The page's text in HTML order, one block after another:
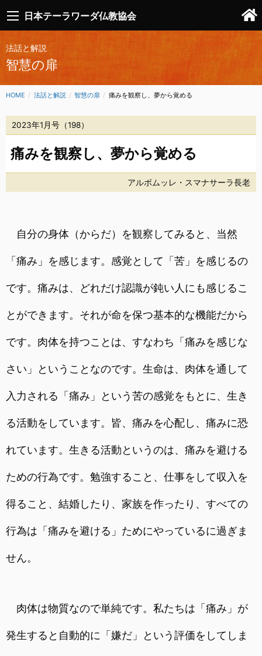
日本テーラワーダ仏教協会
法話と解説
智慧の扉
HOME 法話と解説 智慧の扉 CURRENT:
痛みを観察し、夢から覚める
2023年1月号（198）
痛みを観察し、夢から覚める
アルボムッレ・スマナサーラ長老
自分の身体（からだ）を観察してみると、当然
「痛み」を感じます。感覚として「苦」を感じるの
です。痛みは、どれだけ認識が鈍い人にも感じるこ
とができます。それが命を保つ基本的な機能だから
です。肉体を持つことは、すなわち「痛みを感じな
さい」ということなのです。生命は、肉体を通して
入力される「痛み」という苦の感覚をもとに、生き
る活動をしています。皆、痛みを心配し、痛みに恐
れています。生きる活動というのは、痛みを避ける
ための行為です。勉強すること、仕事をして収入を
得ること、結婚したり、家族を作ったり、すべての
行為は「痛みを避ける」ためにやっているに過ぎま
せん。
肉体は物質なので単純です。私たちは「痛み」が
発生すると自動的に「嫌だ」という評価をしてしま